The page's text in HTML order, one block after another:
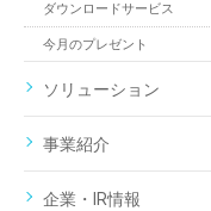
ダウンロードサービス
今月のプレゼント
ソリューション
事業紹介
企業・IR情報